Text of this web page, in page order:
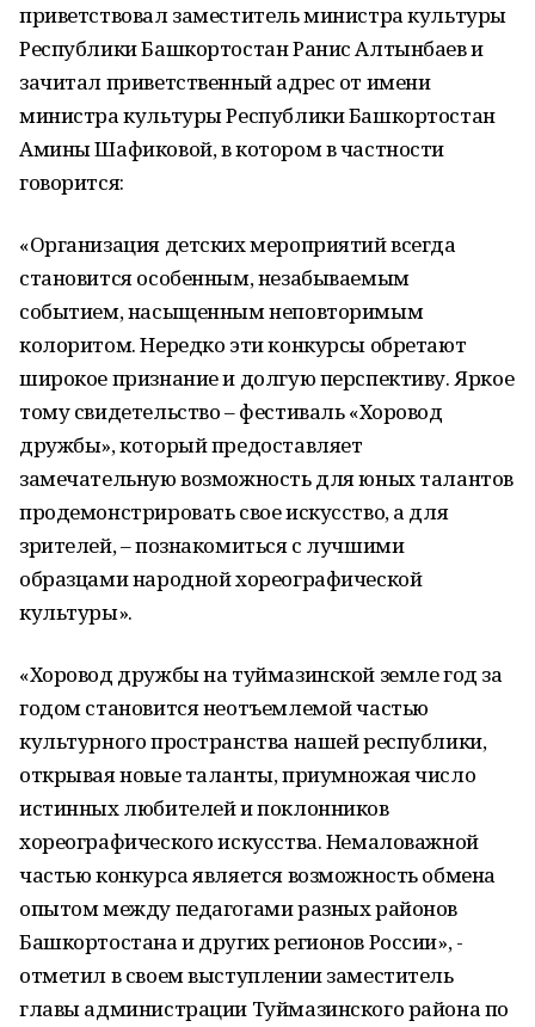
приветствовал заместитель министра культуры
Республики Башкортостан Ранис Алтынбаев и
зачитал приветственный адрес от имени
министра культуры Республики Башкортостан
Амины Шафиковой, в котором в частности
говорится:
«Организация детских мероприятий всегда
становится особенным, незабываемым
событием, насыщенным неповторимым
колоритом. Нередко эти конкурсы обретают
широкое признание и долгую перспективу. Яркое
тому свидетельство – фестиваль «Хоровод
дружбы», который предоставляет
замечательную возможность для юных талантов
продемонстрировать свое искусство, а для
зрителей, – познакомиться с лучшими
образцами народной хореографической
культуры».
«Хоровод дружбы на туймазинской земле год за
годом становится неотъемлемой частью
культурного пространства нашей республики,
открывая новые таланты, приумножая число
истинных любителей и поклонников
хореографического искусства. Немаловажной
частью конкурса является возможность обмена
опытом между педагогами разных районов
Башкортостана и других регионов России», -
отметил в своем выступлении заместитель
главы администрации Туймазинского района по